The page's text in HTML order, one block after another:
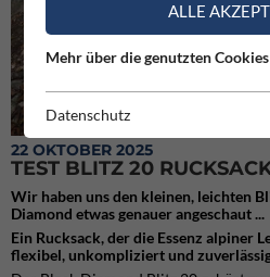
Der kleine,
22 OKTOBER 2025
TEST BLITZ 20
Wir haben uns den kleinen, leichten
Diamond etwas genauer angeschaut ...
Ein Rucksack, der die Essenz alpiner
flexibel, unkompliziert und
ALLE
Mehr über die genutzten
Datenschutz